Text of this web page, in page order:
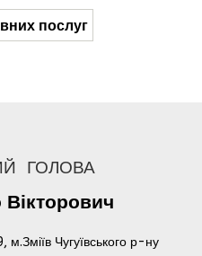
послуг
ГОЛОВА
Вікторович
м.Зміїв Чугуївського р-ну